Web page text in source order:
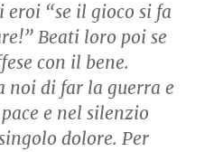
eroi “se il gioco si fa
Beati loro poi se
con il bene.
noi di far la guerra e
e nel silenzio
dolore. Per